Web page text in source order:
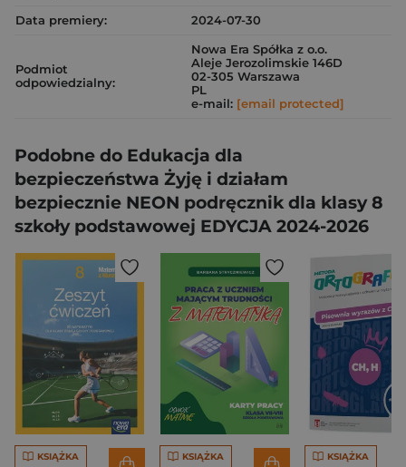
Data premiery:
2024-07-30
Podmiot
odpowiedzialny:
Nowa Era Spółka z o.o.
Aleje Jerozolimskie 146D
02-305 Warszawa
PL
e-mail: [email protected]
Podobne do Edukacja dla
bezpieczeństwa Żyję i działam
bezpiecznie NEON podręcznik dla klasy 8
szkoły podstawowej EDYCJA 2024-2026
KSIĄŻKA KSIĄŻKA KSIĄŻKA